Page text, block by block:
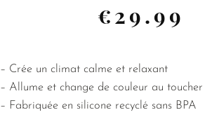
€29.99
– Crée un climat calme et relaxant
– Allume et change de couleur au toucher
– Fabriquée en silicone recyclé sans BPA